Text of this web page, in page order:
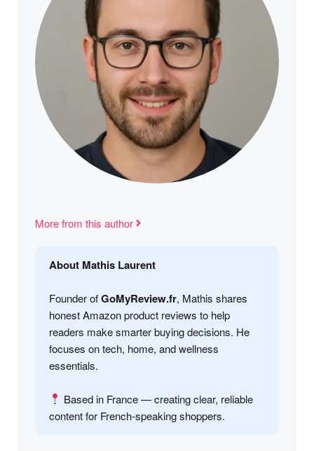
More from this author
About Mathis Laurent
Founder ofGoMyReview.fr, Mathis shares
honest Amazon product reviews to help
readers make smarter buying decisions. He
focuses on tech, home, and wellness
essentials.
Based in France — creating clear, reliable
content for French-speaking shoppers.